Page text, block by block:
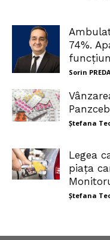
74%.
Sorin
Ștefana
Legea
piața
Ștefana